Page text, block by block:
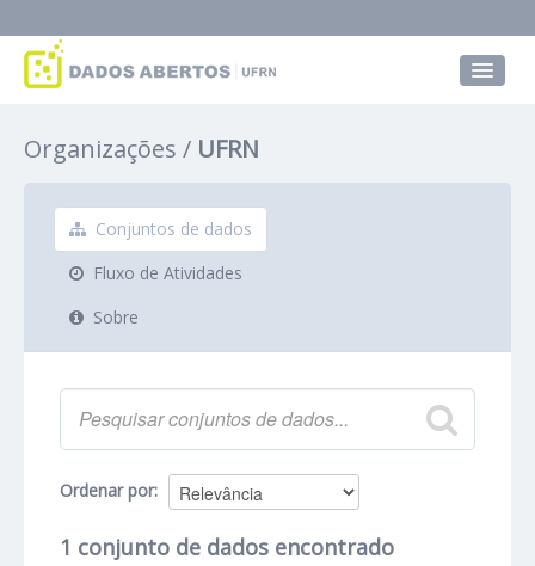
Grupos
Sobre
Organizações UFRN
Conjuntos de dados
Fluxo de Atividades
Sobre
Ordenar por
1 conjunto de dados encontrado